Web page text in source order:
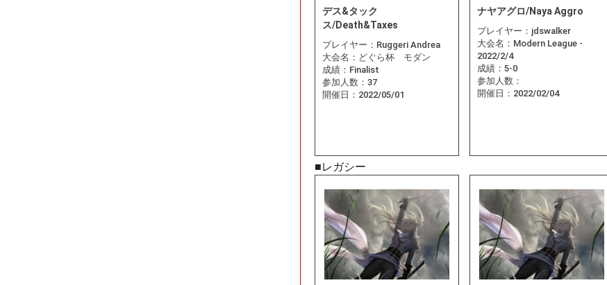
デス&タック
ス/Death&Taxes
プレイヤー： Ruggeri Andrea
大会名： どぐら杯 モダン
成績： Finalist
参加人数： 37
開催日： 2022/05/01
ナヤアグロ/Naya Aggro
プレイヤー： jdswalker
大会名： Modern League -
2022/2/4
成績： 5-0
参加人数：
開催日： 2022/02/04
■レガシー